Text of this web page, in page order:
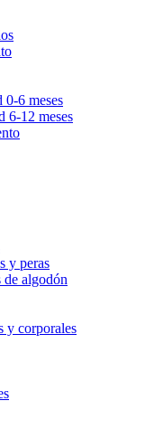
0-6 meses
6-12 meses
y peras
algodón
y corporales